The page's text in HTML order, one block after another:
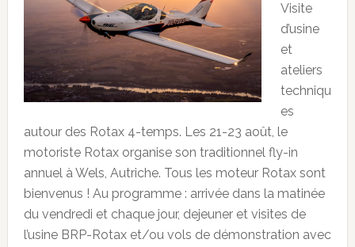
Visite
d’usine
et
ateliers
techniqu
es
autour des Rotax 4-temps. Les 21-23 août, le
motoriste Rotax organise son traditionnel fly-in
annuel à Wels, Autriche. Tous les moteur Rotax sont
bienvenus ! Au programme : arrivée dans la matinée
du vendredi et chaque jour, dejeuner et visites de
l’usine BRP-Rotax et/ou vols de démonstration avec